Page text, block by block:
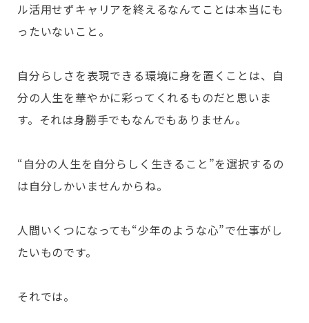
ル活用せずキャリアを終えるなんてことは本当にも
ったいないこと。
自分らしさを表現できる環境に身を置くことは、自
分の人生を華やかに彩ってくれるものだと思いま
す。それは身勝手でもなんでもありません。
“自分の人生を自分らしく生きること”を選択するの
は自分しかいませんからね。
人間いくつになっても“少年のような心”で仕事がし
たいものです。
それでは。